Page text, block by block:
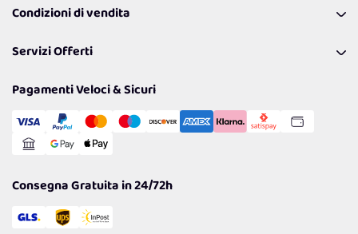
Lavora con noi
Politiche per la parità di genere
Richiamami
Resi
Condizioni di vendita
Spedizioni
Cookie Policy
Gestisci Cookie
Servizi Offerti
Reso Facile e Veloce
Pagamenti Veloci & Sicuri
Consegna Gratuita in 24/72h